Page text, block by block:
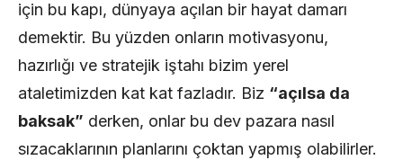
için bu kapı, dünyaya açılan bir hayat damarı
demektir. Bu yüzden onların motivasyonu,
hazırlığı ve stratejik iştahı bizim yerel
ataletimizden kat kat fazladır. Biz “açılsa da
baksak” derken, onlar bu dev pazara nasıl
sızacaklarının planlarını çoktan yapmış olabilirler.